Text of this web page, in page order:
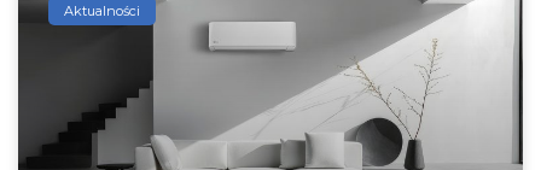
Aktualności